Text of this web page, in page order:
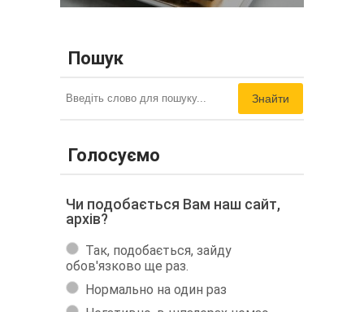
Пошук
Знайти
Голосуємо
Чи подобається Вам наш сайт,
архів?
Так, подобається, зайду
обов'язково ще раз.
Нормально на один раз